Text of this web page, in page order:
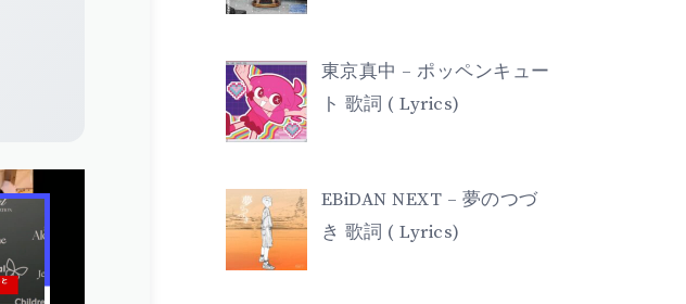
東京真中 – ポッペンキュー
ト 歌詞 ( Lyrics)
EBiDAN NEXT – 夢のつづ
き 歌詞 ( Lyrics)